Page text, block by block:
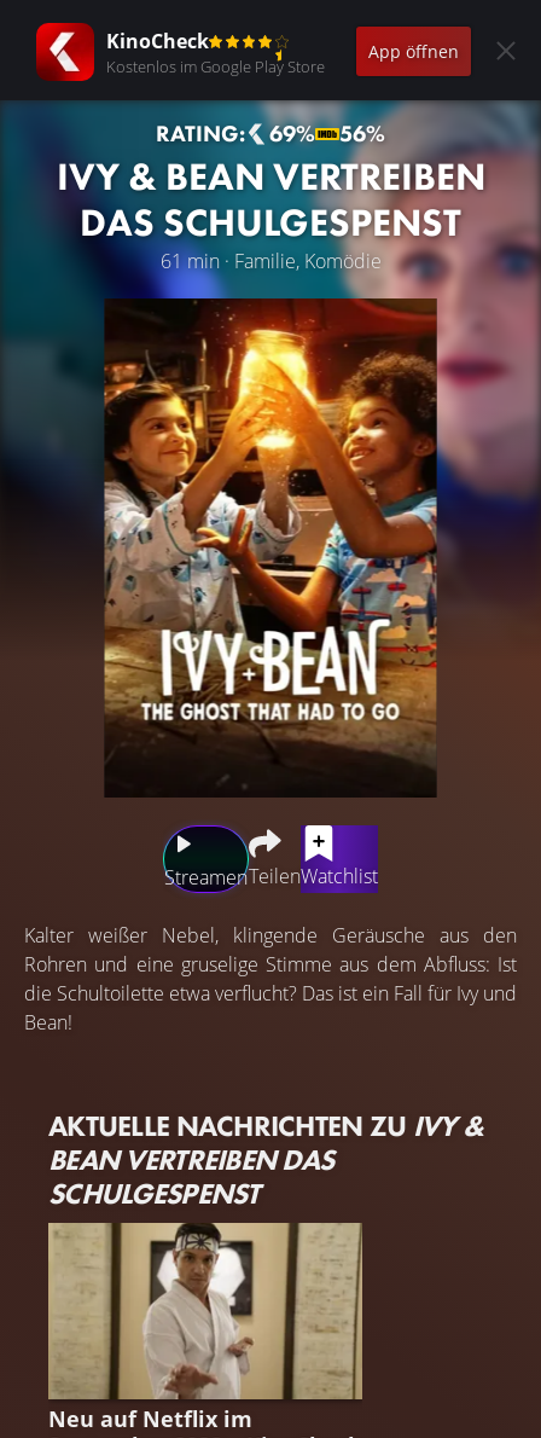
KinoCheck
Kostenlos im Google Play Store
App öffnen
RATING: 69% 56%
IVY & BEAN VERTREIBEN
DAS SCHULGESPENST
61 min · Familie, Komödie
StreamenTeilenWatchlist
Kalter weißer Nebel, klingende Geräusche aus den
Rohren und eine gruselige Stimme aus dem Abfluss: Ist
die Schultoilette etwa verflucht? Das ist ein Fall für Ivy und
Bean!
AKTUELLE NACHRICHTEN ZU IVY &
BEAN VERTREIBEN DAS
SCHULGESPENST
STREAMING GUIDE
Neu auf Netflix im